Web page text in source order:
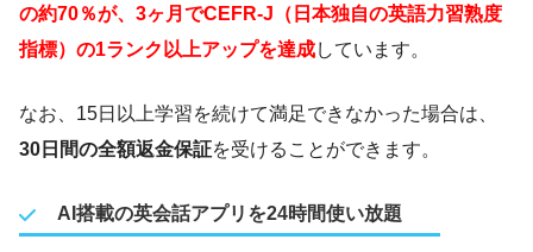
の約70％が、3ヶ月でCEFR-J（日本独自の英語力習熟度
指標）の1ランク以上アップを達成しています。
なお、15日以上学習を続けて満足できなかった場合は、
30日間の全額返金保証を受けることができます。
AI搭載の英会話アプリを24時間使い放題